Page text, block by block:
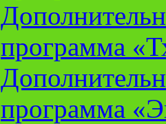
программа
программа